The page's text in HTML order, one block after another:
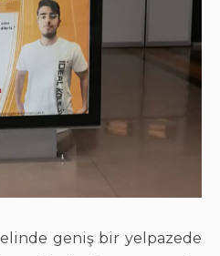
geniş bir yelpazede